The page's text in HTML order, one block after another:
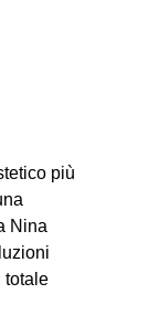
più
Nina
totale